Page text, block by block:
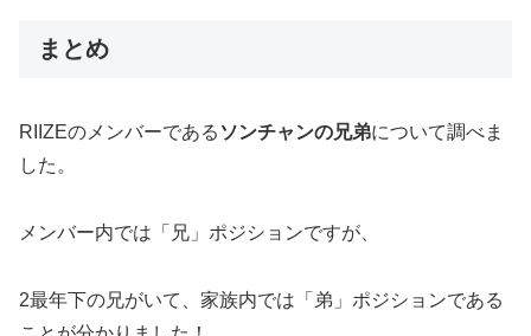
まとめ
RIIZEのメンバーである ソンチャンの兄弟について調べま
した。
メンバー内では「兄」ポジションですが、
2最年下の兄がいて、家族内では「弟」ポジションである